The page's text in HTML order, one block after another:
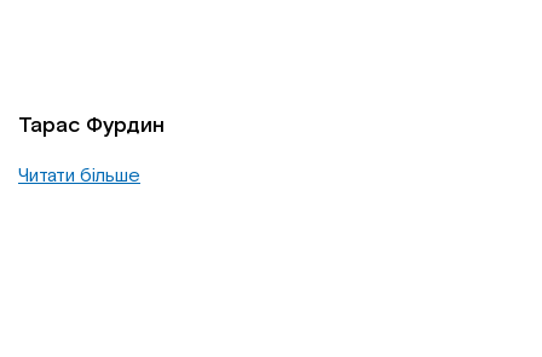
Тарас Фурдин
Читати більше